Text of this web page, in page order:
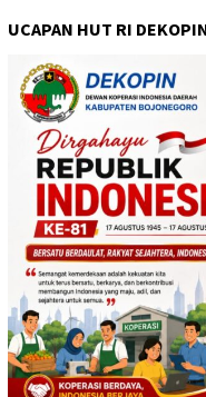
UCAPAN HUT RI